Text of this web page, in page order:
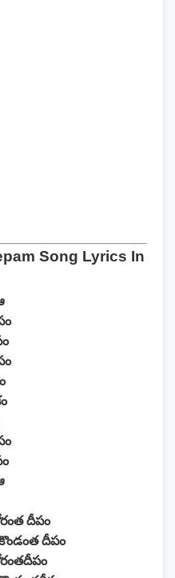
Song Lyrics In
దీపం
దీపం